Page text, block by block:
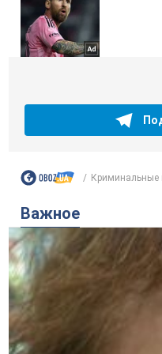
Криминальные
Важное